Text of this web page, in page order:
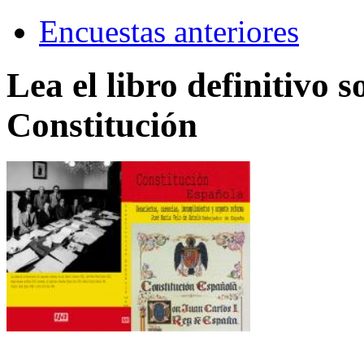
Encuestas anteriores
Lea el libro definitivo
Constitución